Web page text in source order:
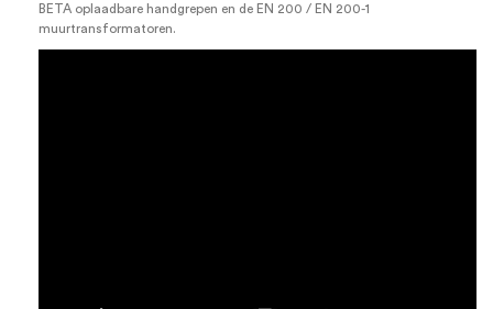
BETA oplaadbare handgrepen en de EN 200 / EN 200-1
muurtransformatoren.